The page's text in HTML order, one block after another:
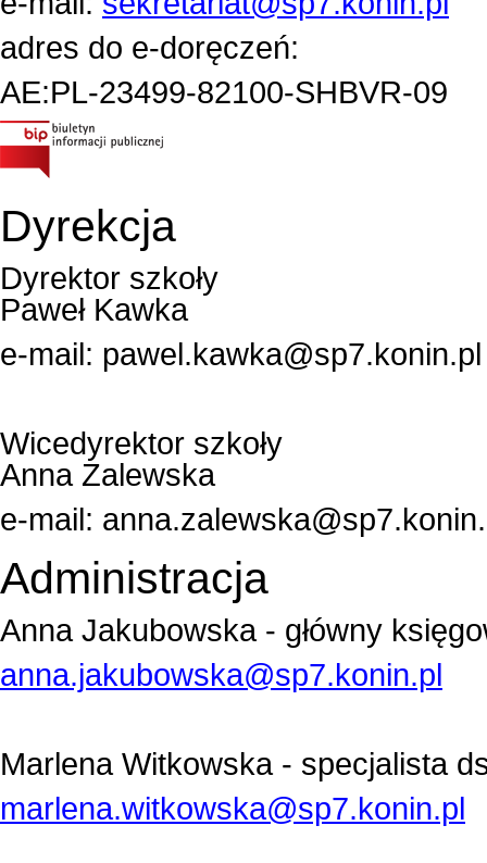
adres do e-doręczeń:
AE:PL-23499-82100-SHBVR-09
Dyrekcja
Dyrektor szkoły
Paweł Kawka
e-mail: pawel.kawka@sp7.konin.pl
Wicedyrektor szkoły
Anna Zalewska
e-mail:
Administracja
Anna Jakubowska - główny
anna.jakubowska@sp7.konin.pl
Marlena Witkowska - specjalista
marlena.witkowska@sp7.konin.pl